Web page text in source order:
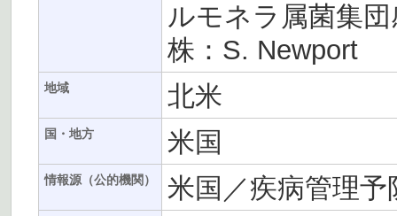
ルモネラ属菌集
株：S. Newport
地域 北米
国・地方 米国
情報源（公的機関） 米国／疾病管理